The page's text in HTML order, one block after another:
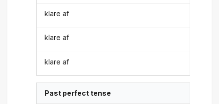
klare af
klare af
klare af
Past perfect tense